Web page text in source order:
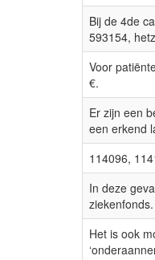
Bij de 4de
593154,
Voor
€.
Er zijn een
een erkend
114096,
In deze
ziekenfonds.
Het is ook